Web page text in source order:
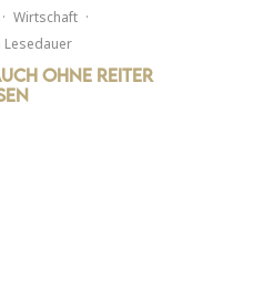
· Wirtschaft ·
Lesedauer
ohne Reiter